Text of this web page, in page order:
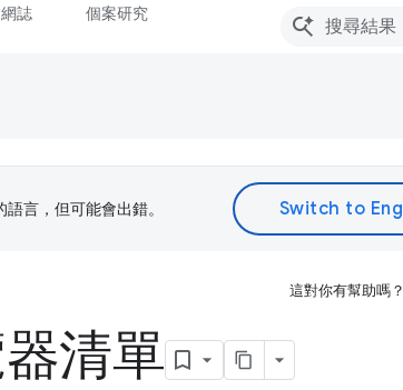
網誌 個案研究
言，但可能會出錯。
這對你有幫助嗎？
清單